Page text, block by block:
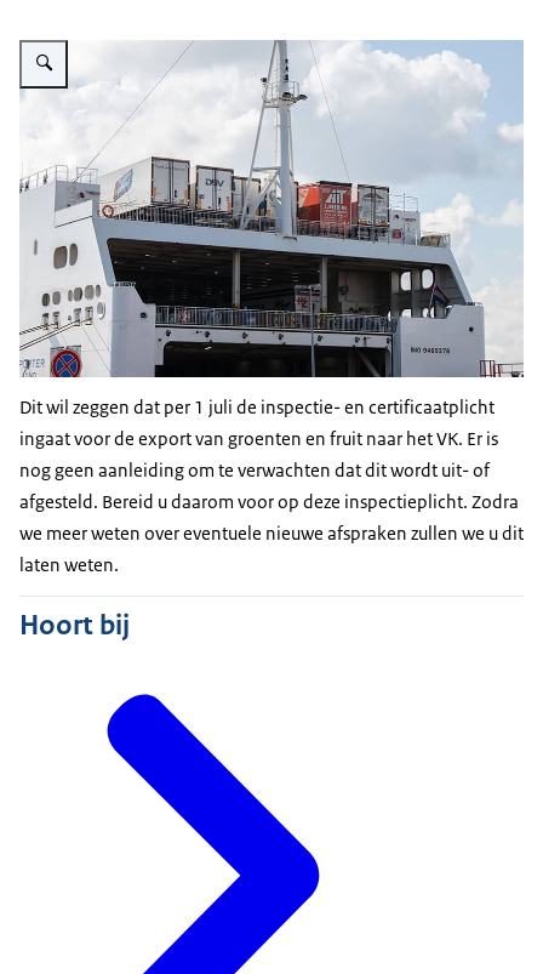
Vergroot afbeelding Vrachtwagens op veerboot van Stena Line
Dit wil zeggen dat per 1 juli de inspectie- en certificaatplicht
ingaat voor de export van groenten en fruit naar het VK. Er is
nog geen aanleiding om te verwachten dat dit wordt uit- of
afgesteld. Bereid u daarom voor op deze inspectieplicht. Zodra
we meer weten over eventuele nieuwe afspraken zullen we u dit
laten weten.
Hoort bij